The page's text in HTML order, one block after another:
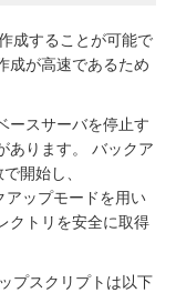
成することが可能で
成が高速であるため
ースサーバを停止す
あります。 バックア
開始し、
アップモードを用い
クトリを安全に取得
プスクリプトは以下